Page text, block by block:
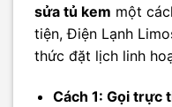
sửa tủ kem một
tiện, Điện Lạnh
thức đặt lịch linh
Cách 1: Gọi trực